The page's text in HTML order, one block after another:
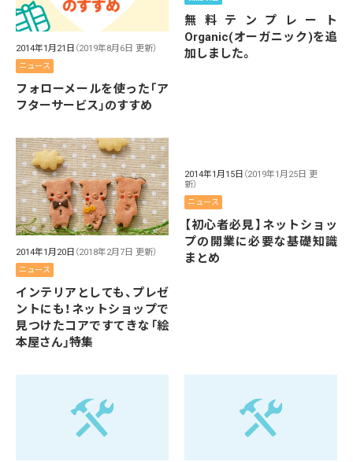
2014年1月21日 （2019年8月6日 更新）
ニュース
フォローメールを使った「ア
フターサービス」のすすめ
無料テンプレート
Organic(オーガニック)を追
加しました。
2014年1月20日 （2018年2月7日 更新）
ニュース
インテリアとしても、プレゼ
ントにも！ネットショップで
見つけたコアですてきな「絵
本屋さん」特集
2014年1月15日 （2019年1月25日 更
新）
ニュース
【初心者必見】ネットショッ
プの開業に必要な基礎知識
まとめ